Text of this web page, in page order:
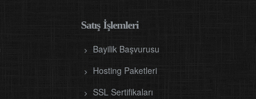
Satış İşlemleri
Bayilik Başvurusu
Hosting Paketleri
SSL Sertifikaları